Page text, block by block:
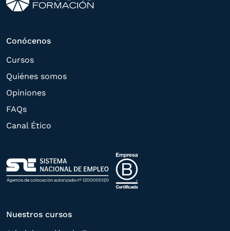
solicitud con las empresas que conforman
estas puedan hacerle llegar la mejor
oferta de productos y servicios de acuerdo
a su petición. Quedan reconocidos los
limitación, tal y como se explica en la
Política de Privacidad
Conócenos
Cursos
Quiénes somos
Opiniones
FAQs
Canal Ético
Nuestros cursos